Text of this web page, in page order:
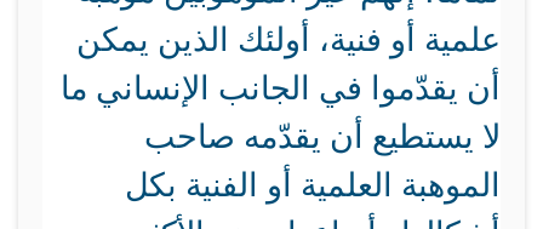
علمية أو فنية، أولئك الذين يمكن
أن يقدّموا في الجانب الإنساني ما
لا يستطيع أن يقدّمه صاحب
الموهبة العلمية أو الفنية بكل